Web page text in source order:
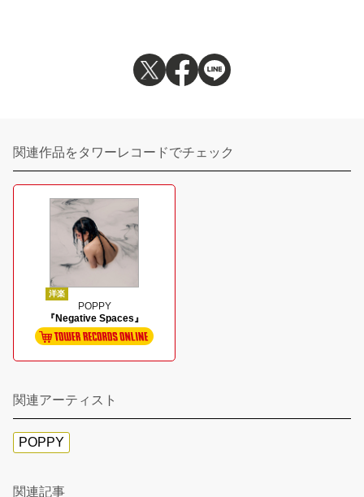
関連作品をタワーレコードでチェック
洋楽
POPPY
『Negative Spaces』
関連アーティスト
POPPY
関連記事